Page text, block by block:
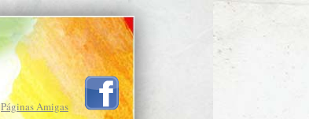
Páginas Amigas